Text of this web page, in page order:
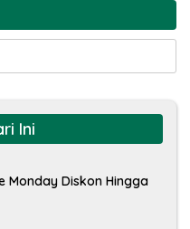
Ini
Monday Diskon Hingga